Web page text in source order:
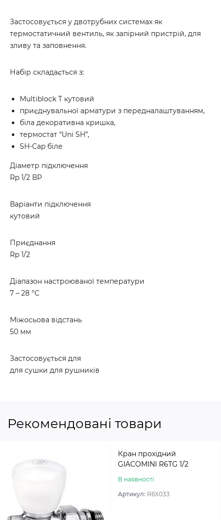
Застосовується у двотрубних системах як
термостатичний вентиль, як запірний пристрій, для
зливу та заповнення.
Набір складається з:
Multiblock T кутовий
приєднувальної арматури з передналаштуванням,
біла декоративна кришка,
термостат “Uni SH”,
SH-Cap біле
Діаметр підключення
Rp 1/2 ВР
Варіанти підключення
кутовий
Приєднання
Rp 1/2
Діапазон настроюваної температури
7 – 28 °C
Міжосьова відстань
50 мм
Застосовується для
для сушки для рушників
Рекомендовані товари
Кран прохідний
GIACOMINI R6TG 1/2
В наявності
Артикул: R6X033